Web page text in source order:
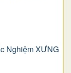
Nghiệm XƯNG